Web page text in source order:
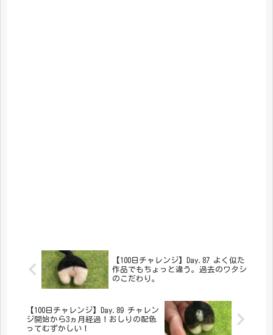
【100日チャレンジ】Day.87 よく似た
作品でもちょっと違う。過去のワタシ
のこだわり。
【100日チャレンジ】Day.89 チャレン
ジ開始から3ヵ月経過！おしりの配色
ってむずかしい！